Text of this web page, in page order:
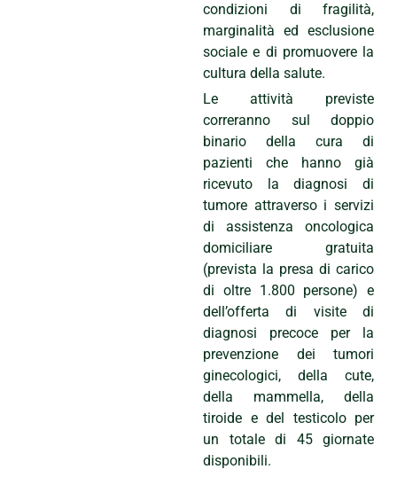
condizioni di fragilità,
marginalità ed esclusione
sociale e di promuovere la
cultura della salute.
Le attività previste
correranno sul doppio
binario della cura di
pazienti che hanno già
ricevuto la diagnosi di
tumore attraverso i servizi
di assistenza oncologica
domiciliare gratuita
(prevista la presa di carico
di oltre 1.800 persone) e
dell’offerta di visite di
diagnosi precoce per la
prevenzione dei tumori
ginecologici, della cute,
della mammella, della
tiroide e del testicolo per
un totale di 45 giornate
disponibili.